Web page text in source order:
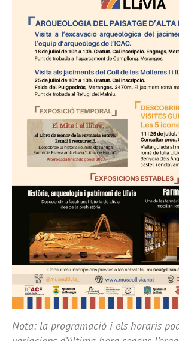
Nota: la programació i els horaris